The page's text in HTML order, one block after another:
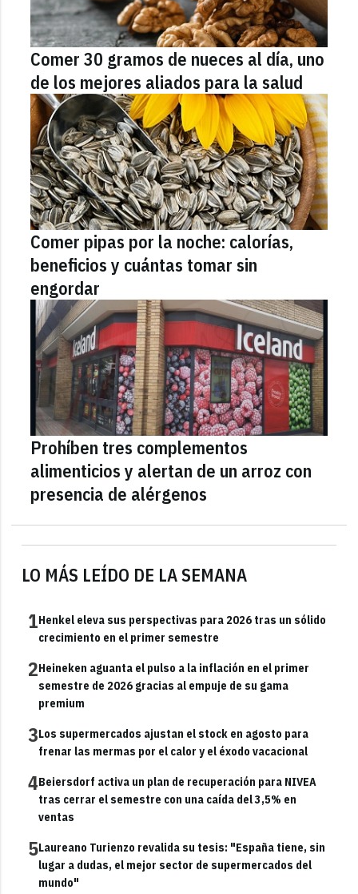
LO MÁS LEÍDO DE LA SEMANA
1Henkel eleva sus perspectivas para 2026 tras un sólido
crecimiento en el primer semestre
2Heineken aguanta el pulso a la inflación en el primer
semestre de 2026 gracias al empuje de su gama
premium
3Los supermercados ajustan el stock en agosto para
frenar las mermas por el calor y el éxodo vacacional
4Beiersdorf activa un plan de recuperación para NIVEA
tras cerrar el semestre con una caída del 3,5% en
ventas
5Laureano Turienzo revalida su tesis: "España tiene, sin
lugar a dudas, el mejor sector de supermercados del
mundo"
Comer 30 gramos de nueces al día, uno
de los mejores aliados para la salud
Comer pipas por la noche: calorías,
beneficios y cuántas tomar sin
engordar
Prohíben tres complementos
alimenticios y alertan de un arroz con
presencia de alérgenos